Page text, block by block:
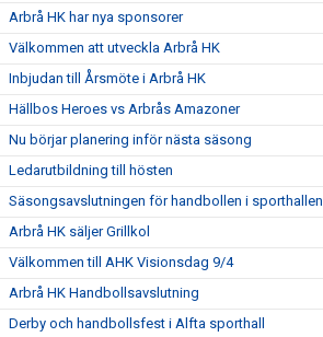
Arbrå HK har nya sponsorer
Välkommen att utveckla Arbrå HK
Inbjudan till Årsmöte i Arbrå HK
Hällbos Heroes vs Arbrås Amazoner
Nu börjar planering inför nästa säsong
Ledarutbildning till hösten
Säsongsavslutningen för handbollen i sporthallen
Arbrå HK säljer Grillkol
Välkommen till AHK Visionsdag 9/4
Arbrå HK Handbollsavslutning
Derby och handbollsfest i Alfta sporthall